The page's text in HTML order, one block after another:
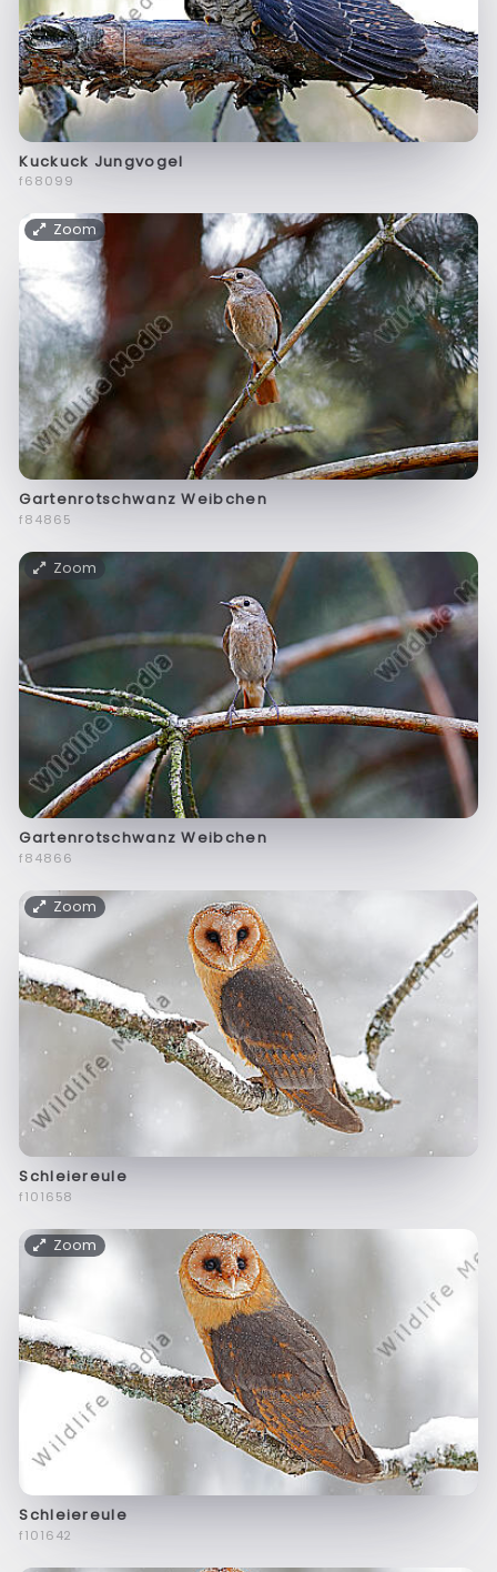
Kuckuck Jungvogel
f68099
Zoom
Gartenrotschwanz Weibchen
f84865
Zoom
Gartenrotschwanz Weibchen
f84866
Zoom
Schleiereule
f101658
Zoom
Schleiereule
f101642